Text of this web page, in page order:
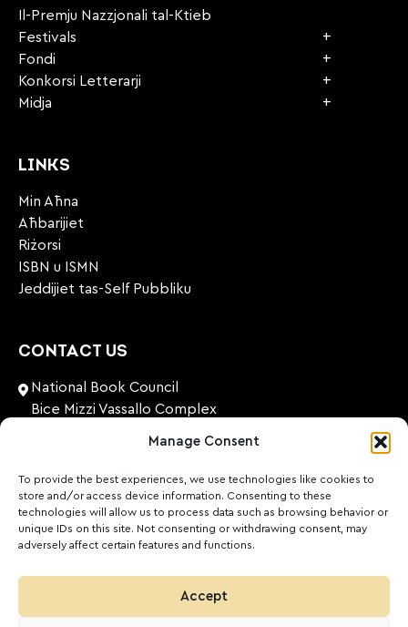
Manage Consent
To provide the best experiences, we use technologies like cookies to
store and/or access device information. Consenting to these
technologies will allow us to process data such as browsing behavior or
unique IDs on this site. Not consenting or withdrawing consent, may
adversely affect certain features and functions.
Accept
Il-Premju Nazzjonali tal-Ktieb
Festivals
Fondi
Konkorsi Letterarji
Midja
LINKS
Min Aħna
Aħbarijiet
Riżorsi
ISBN u ISMN
Jeddijiet tas-Self Pubbliku
CONTACT US
National Book Council
Bice Mizzi Vassallo Complex
Malta
+356 27131574
nationalbookcouncil@gov.mt
FOLLOW US
Facebook